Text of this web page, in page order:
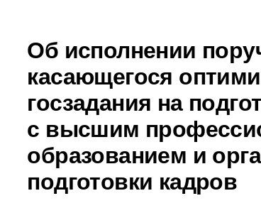
Об исполнении
касающегося
госзадания на
с высшим
образованием и
подготовки кадров